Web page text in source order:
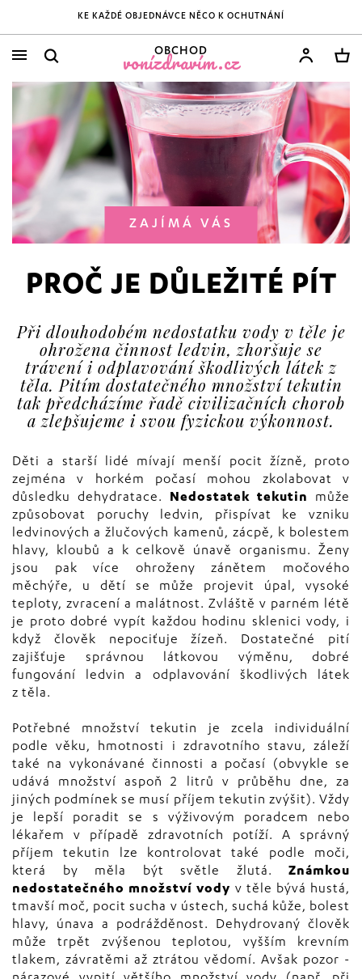
KE KAŽDÉ OBJEDNÁVCE NĚCO K OCHUTNÁNÍ
OBCHOD
vonízdravím.cz
ZAJÍMÁ VÁS
PROČ JE DŮLEŽITÉ PÍT
Při dlouhodobém nedostatku vody v těle je
ohrožena činnost ledvin, zhoršuje se
trávení i odplavování škodlivých látek z
těla. Pitím dostatečného množství tekutin
tak předcházíme řadě civilizačních chorob
a zlepšujeme i svou fyzickou výkonnost.
Děti a starší lidé mívají menší pocit žízně, proto
zejména v horkém počasí mohou zkolabovat v
důsledku dehydratace. Nedostatek tekutin může
způsobovat poruchy ledvin, přispívat ke vzniku
ledvinových a žlučových kamenů, zácpě, k bolestem
hlavy, kloubů a k celkově únavě organismu. Ženy
jsou pak více ohroženy zánětem močového
měchýře, u dětí se může projevit úpal, vysoké
teploty, zvracení a malátnost. Zvláště v parném létě
je proto dobré vypít každou hodinu sklenici vody, i
když člověk nepociťuje žízeň. Dostatečné pití
zajišťuje správnou látkovou výměnu, dobré
fungování ledvin a odplavování škodlivých látek
z těla.
Potřebné množství tekutin je zcela individuální
podle věku, hmotnosti i zdravotního stavu, záleží
také na vykonávané činnosti a počasí (obvykle se
udává množství aspoň 2 litrů v průběhu dne, za
jiných podmínek se musí příjem tekutin zvýšit). Vždy
je lepší poradit se s výživovým poradcem nebo
lékařem v případě zdravotních potíží. A správný
příjem tekutin lze kontrolovat také podle moči,
která by měla být světle žlutá. Známkou
nedostatečného množství vody v těle bývá hustá,
tmavší moč, pocit sucha v ústech, suchá kůže, bolest
hlavy, únava a podrážděnost. Dehydrovaný člověk
může trpět zvýšenou teplotou, vyšším krevním
tlakem, závratěmi až ztrátou vědomí. Avšak pozor -